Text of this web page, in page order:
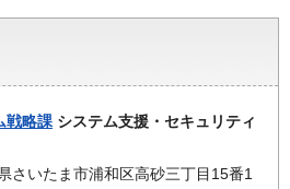
戦略課 システム支援・セキュリティ
さいたま市浦和区高砂三丁目15番1